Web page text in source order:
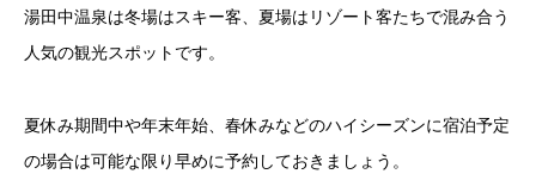
湯田中温泉は冬場はスキー客、夏場はリゾート客たちで混み合う
人気の観光スポットです。
夏休み期間中や年末年始、春休みなどのハイシーズンに宿泊予定
の場合は可能な限り早めに予約しておきましょう。